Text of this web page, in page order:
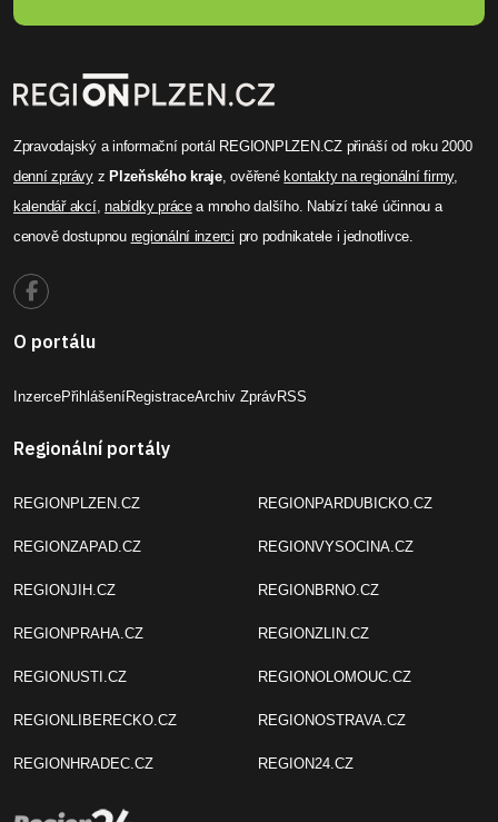
Zpravodajský a informační portál REGIONPLZEN.CZ přináší od roku 2000
denní zprávyzPlzeňského kraje, ověřenékontakty na regionální firmy,
kalendář akcí,nabídky prácea mnoho dalšího. Nabízí také účinnou a
cenově dostupnou regionální inzerci pro podnikatele i jednotlivce.
O portálu
InzercePřihlášeníRegistraceArchiv ZprávRSS
Regionální portály
REGIONPLZEN.CZ
REGIONZAPAD.CZ
REGIONJIH.CZ
REGIONPRAHA.CZ
REGIONUSTI.CZ
REGIONLIBERECKO.CZ
REGIONHRADEC.CZ
REGIONPARDUBICKO.CZ
REGIONVYSOCINA.CZ
REGIONBRNO.CZ
REGIONZLIN.CZ
REGIONOLOMOUC.CZ
REGIONOSTRAVA.CZ
REGION24.CZ